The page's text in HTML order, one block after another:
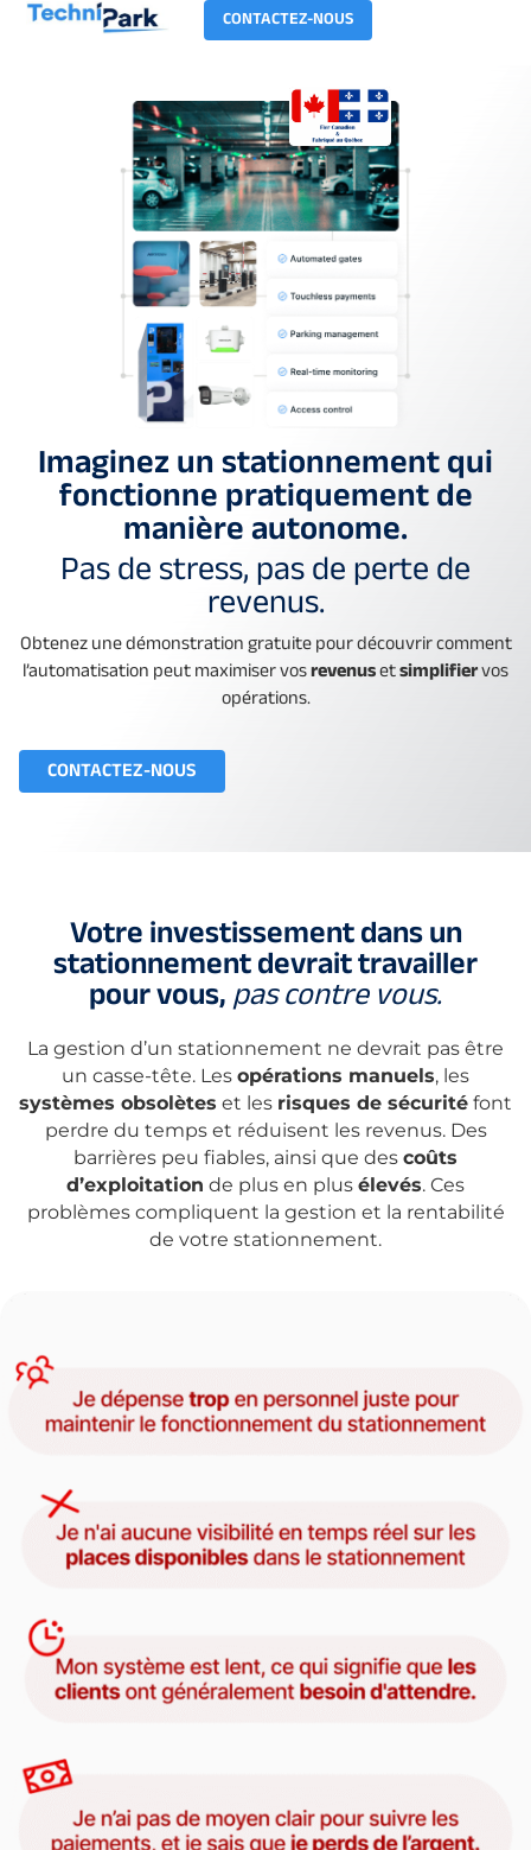
CONTACTEZ-NOUS
Imaginez un stationnement qui
fonctionne pratiquement de
manière autonome.
Pas de stress, pas de perte de
revenus.
Obtenez une démonstration gratuite pour découvrir comment
l’automatisation peut maximiser vosrevenusetsimplifiervos
opérations.
CONTACTEZ-NOUS
Votre investissement dans un
stationnement devrait travailler
pour vous,pas contre vous.
La gestion d’un stationnement ne devrait pas être
un casse-tête. Les opérations manuels, les
systèmes obsolètes et les risques de sécurité font
perdre du temps et réduisent les revenus. Des
barrières peu fiables, ainsi que des coûts
d’exploitation de plus en plus élevés. Ces
problèmes compliquent la gestion et la rentabilité
de votre stationnement.